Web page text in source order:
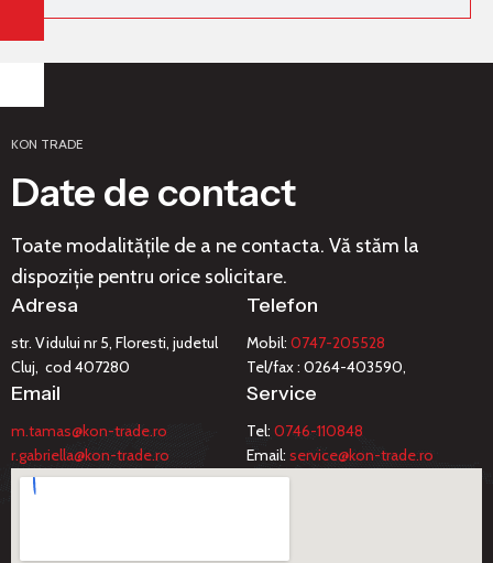
KON TRADE
Date de contact
Toate modalitățile de a ne contacta. Vă stăm la
dispoziție pentru orice solicitare.
Adresa
str. Vidului nr 5, Floresti, judetul
Cluj, cod 407280
Telefon
Mobil: 0747-205528
Tel/fax : 0264-403590,
Email
m.tamas@kon-trade.ro
r.gabriella@kon-trade.ro
Service
Tel: 0746-110848
Email: service@kon-trade.ro